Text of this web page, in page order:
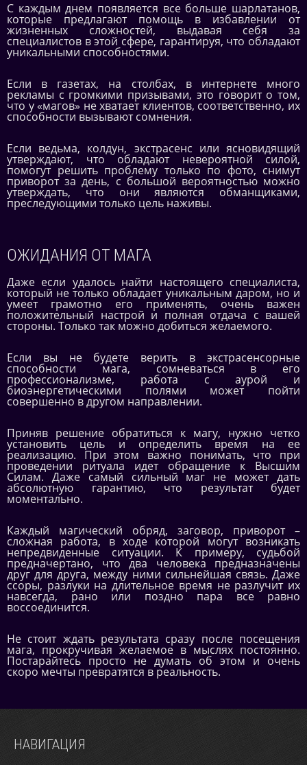
С каждым днем появляется все больше шарлатанов,
которые предлагают помощь в избавлении от
жизненных сложностей, выдавая себя за
специалистов в этой сфере, гарантируя, что обладают
уникальными способностями.
Если в газетах, на столбах, в интернете много
рекламы с громкими призывами, это говорит о том,
что у «магов» не хватает клиентов, соответственно, их
способности вызывают сомнения.
Если ведьма, колдун, экстрасенс или ясновидящий
утверждают, что обладают невероятной силой,
помогут решить проблему только по фото, снимут
приворот за день, с большой вероятностью можно
утверждать, что они являются обманщиками,
преследующими только цель наживы.
ОЖИДАНИЯ ОТ МАГА
Даже если удалось найти настоящего специалиста,
который не только обладает уникальным даром, но и
умеет грамотно его применять, очень важен
положительный настрой и полная отдача с вашей
стороны. Только так можно добиться желаемого.
Если вы не будете верить в экстрасенсорные
способности мага, сомневаться в его
профессионализме, работа с аурой и
биоэнергетическими полями может пойти
совершенно в другом направлении.
Приняв решение обратиться к магу, нужно четко
установить цель и определить время на ее
реализацию. При этом важно понимать, что при
проведении ритуала идет обращение к Высшим
Силам. Даже самый сильный маг не может дать
абсолютную гарантию, что результат будет
моментально.
Каждый магический обряд, заговор, приворот –
сложная работа, в ходе которой могут возникать
непредвиденные ситуации. К примеру, судьбой
предначертано, что два человека предназначены
друг для друга, между ними сильнейшая связь. Даже
ссоры, разлуки на длительное время не разлучит их
навсегда, рано или поздно пара все равно
воссоединится.
Не стоит ждать результата сразу после посещения
мага, прокручивая желаемое в мыслях постоянно.
Постарайтесь просто не думать об этом и очень
скоро мечты превратятся в реальность.
НАВИГАЦИЯ